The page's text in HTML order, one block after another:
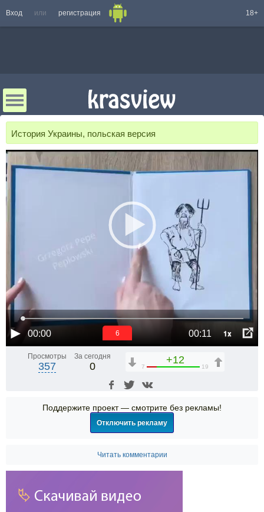
Вход или регистрация 18+
История Украины, польская версия
00:00 00:11 1x
6
Просмотры
357
За сегодня
0
+12
7 19
Поддержите проект — смотрите без рекламы!
Отключить рекламу
Читать комментарии